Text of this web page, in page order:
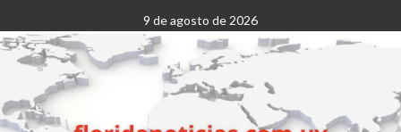
al
contenido
9 de agosto de 2026